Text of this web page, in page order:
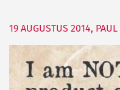
19 AUGUSTUS 2014, PAUL